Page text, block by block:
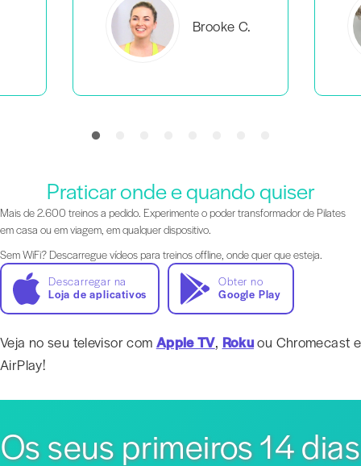
Everlea B.
Praticar onde e quando quiser
Mais de 2.600 treinos a pedido. Experimente o poder transformador de Pilates
em casa ou em viagem, em qualquer dispositivo.
Sem WiFi? Descarregue vídeos para treinos offline, onde quer que esteja.
Descarregar na
Loja de aplicativos
Obter no
Google Play
Veja no seu televisor com Apple TV, Rokuou Chromecast e
AirPlay!
Os seus primeiros 14 dias